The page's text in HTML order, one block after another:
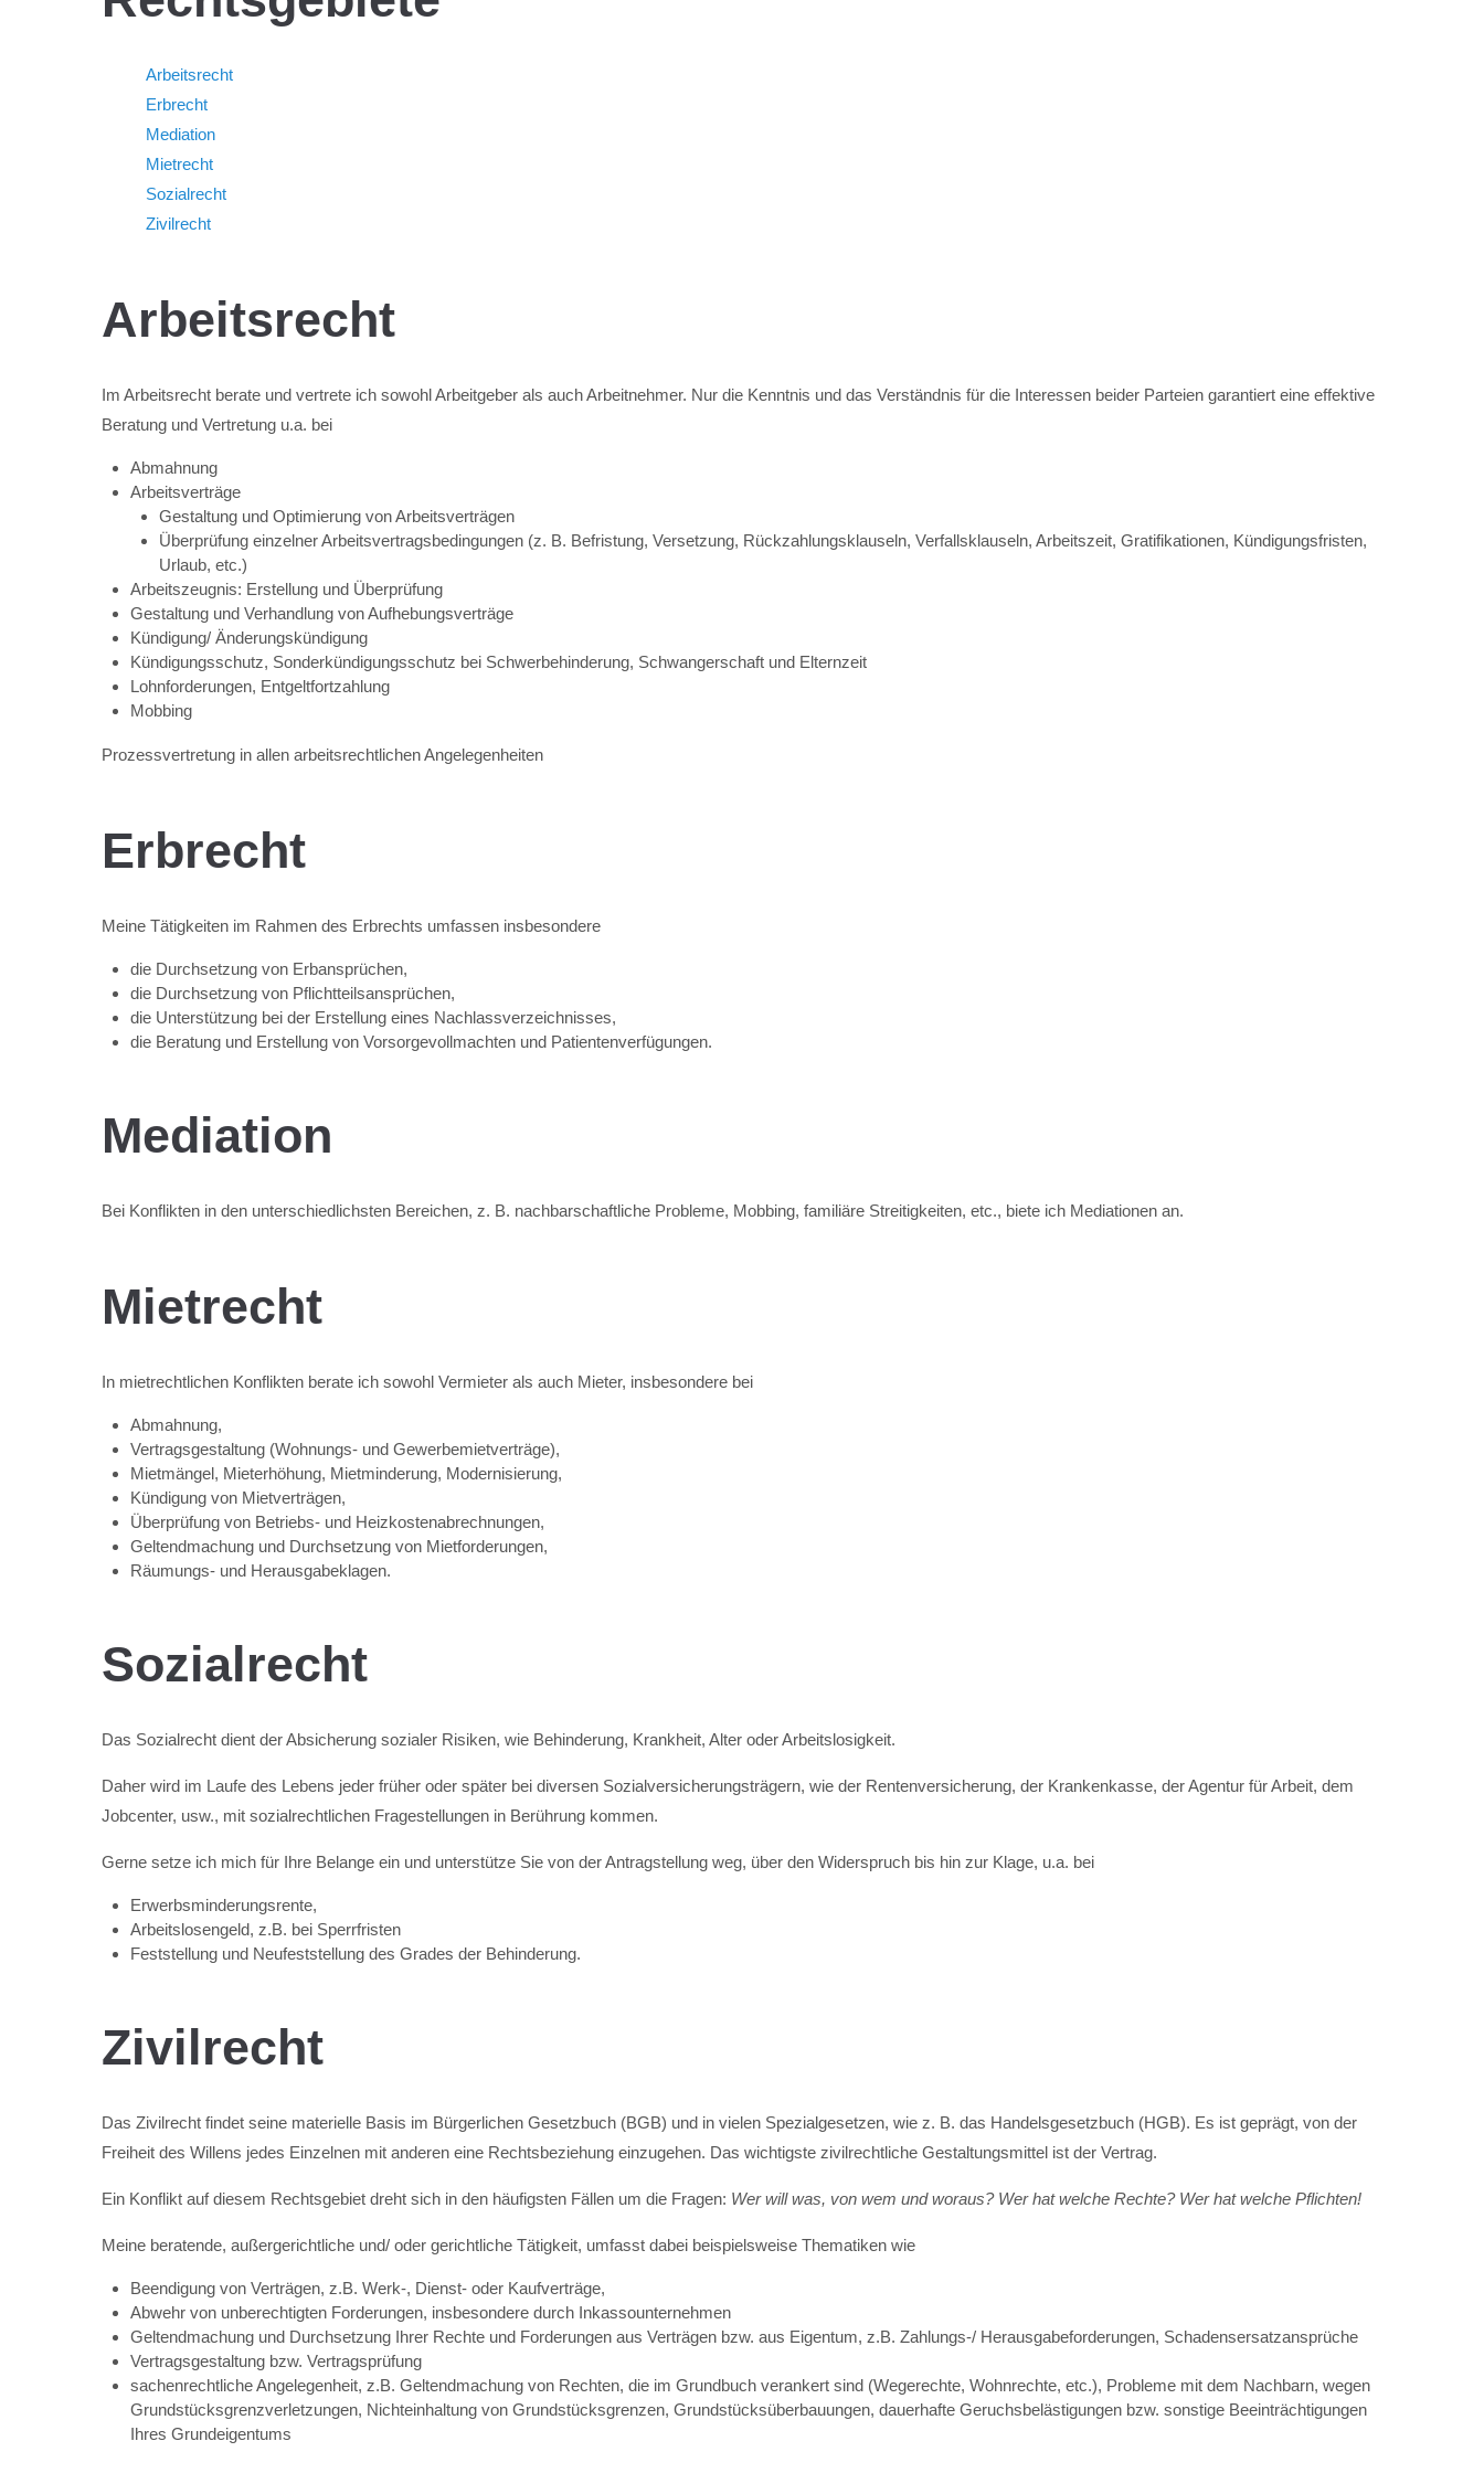
Arbeitsrecht
Erbrecht
Mediation
Mietrecht
Sozialrecht
Zivilrecht
Arbeitsrecht
Im Arbeitsrecht berate und vertrete ich sowohl Arbeitgeber als auch Arbeitnehmer. Nur die Kenntnis und das Verständnis für die Interessen beider Parteien garantiert eine effektive
Beratung und Vertretung u.a. bei
Abmahnung
Arbeitsverträge
Gestaltung und Optimierung von Arbeitsverträgen
Überprüfung einzelner Arbeitsvertragsbedingungen (z. B. Befristung, Versetzung, Rückzahlungsklauseln, Verfallsklauseln, Arbeitszeit, Gratifikationen, Kündigungsfristen,
Urlaub, etc.)
Arbeitszeugnis: Erstellung und Überprüfung
Gestaltung und Verhandlung von Aufhebungsverträge
Kündigung/ Änderungskündigung
Kündigungsschutz, Sonderkündigungsschutz bei Schwerbehinderung, Schwangerschaft und Elternzeit
Lohnforderungen, Entgeltfortzahlung
Mobbing
Prozessvertretung in allen arbeitsrechtlichen Angelegenheiten
Erbrecht
Meine Tätigkeiten im Rahmen des Erbrechts umfassen insbesondere
die Durchsetzung von Erbansprüchen,
die Durchsetzung von Pflichtteilsansprüchen,
die Unterstützung bei der Erstellung eines Nachlassverzeichnisses,
die Beratung und Erstellung von Vorsorgevollmachten und Patientenverfügungen.
Mediation
Bei Konflikten in den unterschiedlichsten Bereichen, z. B. nachbarschaftliche Probleme, Mobbing, familiäre Streitigkeiten, etc., biete ich Mediationen an.
Mietrecht
In mietrechtlichen Konflikten berate ich sowohl Vermieter als auch Mieter, insbesondere bei
Abmahnung,
Vertragsgestaltung (Wohnungs- und Gewerbemietverträge),
Mietmängel, Mieterhöhung, Mietminderung, Modernisierung,
Kündigung von Mietverträgen,
Überprüfung von Betriebs- und Heizkostenabrechnungen,
Geltendmachung und Durchsetzung von Mietforderungen,
Räumungs- und Herausgabeklagen.
Sozialrecht
Das Sozialrecht dient der Absicherung sozialer Risiken, wie Behinderung, Krankheit, Alter oder Arbeitslosigkeit.
Daher wird im Laufe des Lebens jeder früher oder später bei diversen Sozialversicherungsträgern, wie der Rentenversicherung, der Krankenkasse, der Agentur für Arbeit, dem
Jobcenter, usw., mit sozialrechtlichen Fragestellungen in Berührung kommen.
Gerne setze ich mich für Ihre Belange ein und unterstütze Sie von der Antragstellung weg, über den Widerspruch bis hin zur Klage, u.a. bei
Erwerbsminderungsrente,
Arbeitslosengeld, z.B. bei Sperrfristen
Feststellung und Neufeststellung des Grades der Behinderung.
Zivilrecht
Das Zivilrecht findet seine materielle Basis im Bürgerlichen Gesetzbuch (BGB) und in vielen Spezialgesetzen, wie z. B. das Handelsgesetzbuch (HGB). Es ist geprägt, von der
Freiheit des Willens jedes Einzelnen mit anderen eine Rechtsbeziehung einzugehen. Das wichtigste zivilrechtliche Gestaltungsmittel ist der Vertrag.
Ein Konflikt auf diesem Rechtsgebiet dreht sich in den häufigsten Fällen um die Fragen: Wer will was, von wem und woraus? Wer hat welche Rechte? Wer hat welche Pflichten!
Meine beratende, außergerichtliche und/ oder gerichtliche Tätigkeit, umfasst dabei beispielsweise Thematiken wie
Beendigung von Verträgen, z.B. Werk-, Dienst- oder Kaufverträge,
Abwehr von unberechtigten Forderungen, insbesondere durch Inkassounternehmen
Geltendmachung und Durchsetzung Ihrer Rechte und Forderungen aus Verträgen bzw. aus Eigentum, z.B. Zahlungs-/ Herausgabeforderungen, Schadensersatzansprüche
Vertragsgestaltung bzw. Vertragsprüfung
sachenrechtliche Angelegenheit, z.B. Geltendmachung von Rechten, die im Grundbuch verankert sind (Wegerechte, Wohnrechte, etc.), Probleme mit dem Nachbarn, wegen
Grundstücksgrenzverletzungen, Nichteinhaltung von Grundstücksgrenzen, Grundstücksüberbauungen, dauerhafte Geruchsbelästigungen bzw. sonstige Beeinträchtigungen
Ihres Grundeigentums